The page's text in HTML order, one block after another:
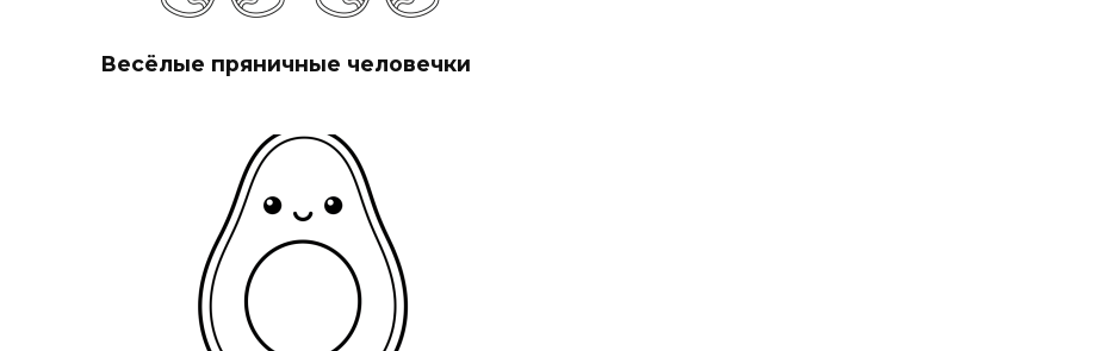
Весёлые пряничные человечки